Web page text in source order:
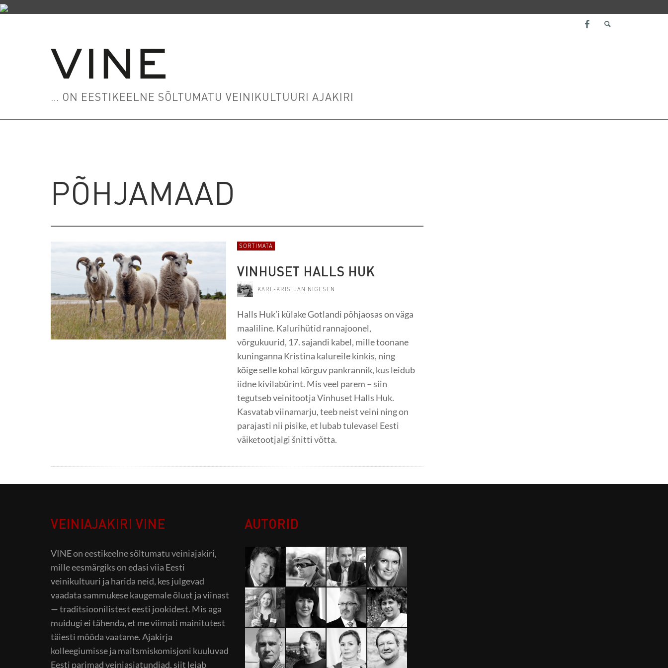
… ON EESTIKEELNE SÕLTUMATU VEINIKULTUURI AJAKIRI
PÕHJAMAAD
SORTIMATA
VINHUSET HALLS HUK
KARL-KRISTJAN NIGESEN
Halls Huk’i külake Gotlandi põhjaosas on väga
maaliline. Kalurihütid rannajoonel,
võrgukuurid, 17. sajandi kabel, mille toonane
kuninganna Kristina kalureile kinkis, ning
kõige selle kohal kõrguv pankrannik, kus leidub
iidne kivilabürint. Mis veel parem – siin
tegutseb veinitootja Vinhuset Halls Huk.
Kasvatab viinamarju, teeb neist veini ning on
parajasti nii pisike, et lubab tulevasel Eesti
väiketootjalgi šnitti võtta.
VEINIAJAKIRI VINE
VINE on eestikeelne sõltumatu veiniajakiri,
mille eesmärgiks on edasi viia Eesti
veinikultuuri ja harida neid, kes julgevad
vaadata sammukese kaugemale õlust ja viinast
— traditsioonilistest eesti jookidest. Mis aga
muidugi ei tähenda, et me viimati mainitutest
täiesti mööda vaatame. Ajakirja
kolleegiumisse ja maitsmiskomisjoni kuuluvad
Eesti parimad veiniasjatundjad, siit leiab
AUTORID